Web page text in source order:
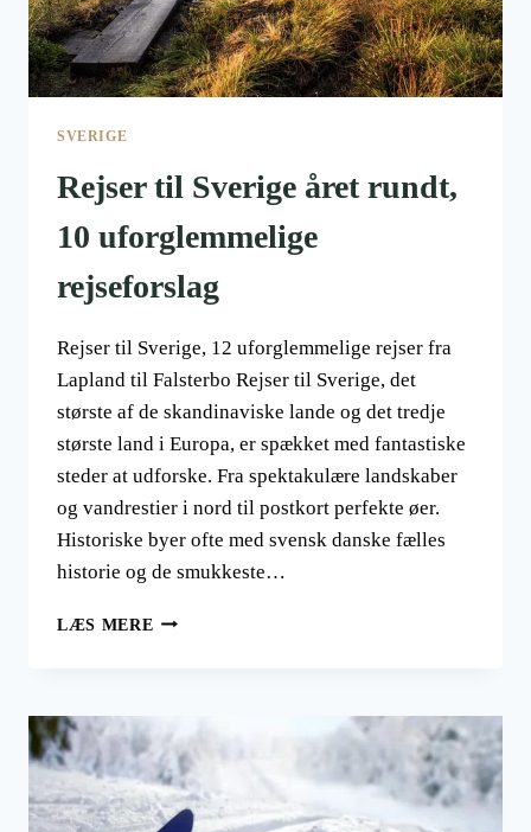
SVERIGE
Rejser til Sverige året rundt,
10 uforglemmelige
rejseforslag
Rejser til Sverige, 12 uforglemmelige rejser fra
Lapland til Falsterbo Rejser til Sverige, det
største af de skandinaviske lande og det tredje
største land i Europa, er spækket med fantastiske
steder at udforske. Fra spektakulære landskaber
og vandrestier i nord til postkort perfekte øer.
Historiske byer ofte med svensk danske fælles
historie og de smukkeste…
LÆS MERE REJSER
UFORGLEMMELIGE
REJSEFORSLAG